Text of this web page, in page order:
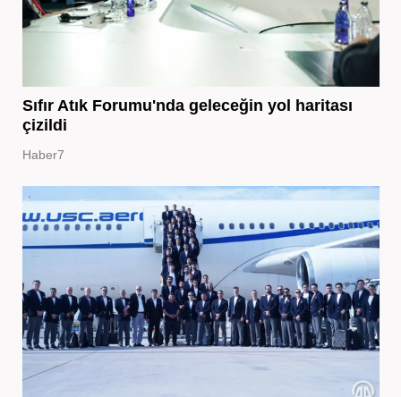
Sıfır Atık Forumu'nda geleceğin yol haritası
çizildi
Haber7